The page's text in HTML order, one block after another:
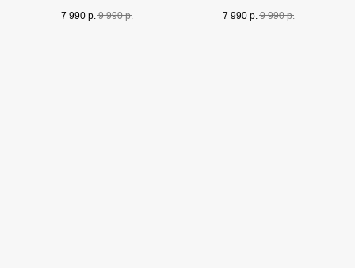
7 990 р. 9 990 р.
7 990 р. 9 990 р.